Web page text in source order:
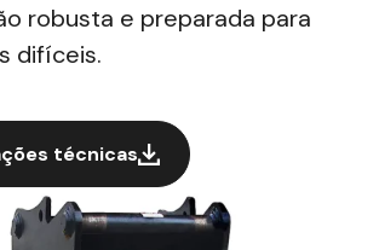
robusta e preparada para
difíceis.
técnicas